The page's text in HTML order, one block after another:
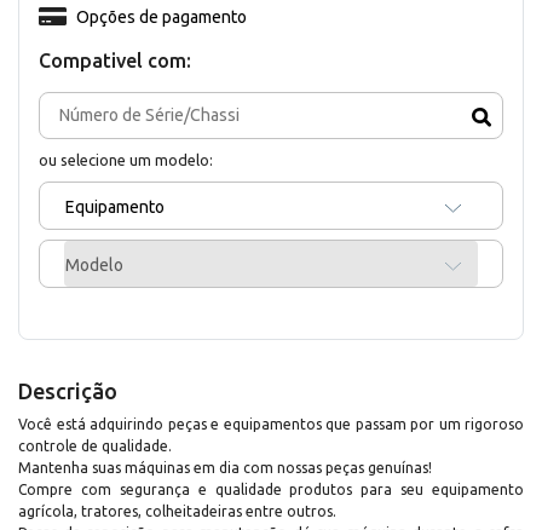
Compativel com:
ou selecione um modelo:
Equipamento
Modelo
Opções de pagamento
Descrição
Você está adquirindo peças e equipamentos que passam por um rigoroso
controle de qualidade.
Mantenha suas máquinas em dia com nossas peças genuínas!
Compre com segurança e qualidade produtos para seu equipamento
agrícola, tratores, colheitadeiras entre outros.